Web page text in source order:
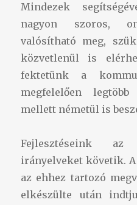
Mindezek
nagyon szoros,
valósítható meg,
közvetlenül is
fektetünk a
megfelelően
mellett németül is
Fejlesztéseink az
irányelveket követik.
az ehhez tartozó
elkészülte után